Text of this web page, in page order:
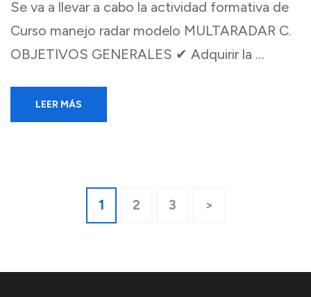
Se va a llevar a cabo la actividad formativa de
Curso manejo radar modelo MULTARADAR C.
OBJETIVOS GENERALES ✔ Adquirir la …
LEER MÁS
NavegaciónPágina
1 Página
2 Página
3 >